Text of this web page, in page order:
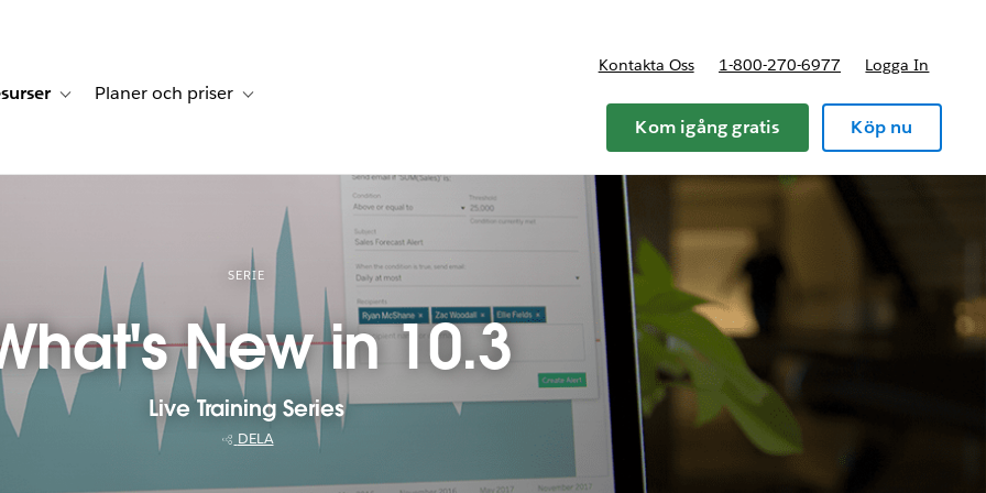
navigation for Lösningar
Toggle sub-navigation for Resurser
Planer och priser Toggle sub-navigation for Planer och priser
Kontakta Oss 1-800-270-6977 Logga In
Kom igång gratis Köp nu
SERIE
New in 10.3
Live Training Series
DELA